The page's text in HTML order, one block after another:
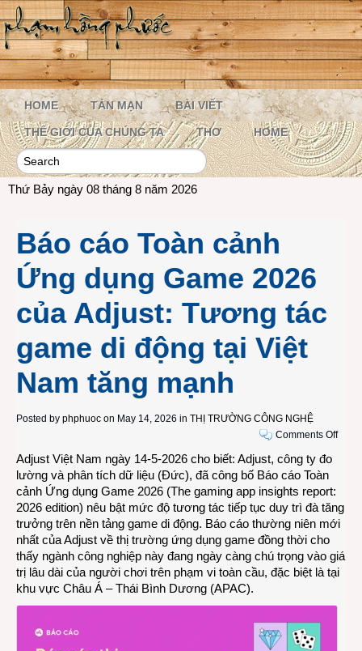
HOME TẢN MẠN BÀI VIẾT
THẾ GIỚI CỦA CHÚNG TA THƠ HOME
Thứ Bảy ngày 08 tháng 8 năm 2026
Báo cáo Toàn cảnh
Ứng dụng Game 2026
của Adjust: Tương tác
game di động tại Việt
Nam tăng mạnh
Posted by phphuoc on May 14, 2026 in THỊ TRƯỜNG CÔNG NGHỆ
Comments Offon
Ứng
dụng
2026
của
Adjust Việt Nam ngày 14-5-2026 cho biết: Adjust, công ty đo
lường và phân tích dữ liệu (Đức), đã công bố Báo cáo Toàn
cảnh Ứng dụng Game 2026 (The gaming app insights report:
2026 edition) nêu bật mức độ tương tác tiếp tục duy trì đà tăng
trưởng trên nền tảng game di động. Báo cáo thường niên mới
nhất của Adjust về thị trường ứng dụng game đồng thời cho
thấy ngành công nghiệp này đang ngày càng chú trọng vào giá
trị lâu dài của người chơi trên phạm vi toàn cầu, đặc biệt là tại
khu vực Châu Á – Thái Bình Dương (APAC).